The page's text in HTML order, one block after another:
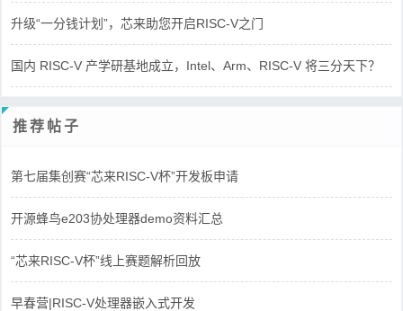
升级“一分钱计划”，芯来助您开启RISC-V之门
国内 RISC-V 产学研基地成立，Intel、Arm、RISC-V 将三分天下？
推荐帖子
第七届集创赛“芯来RISC-V杯”开发板申请
开源蜂鸟e203协处理器demo资料汇总
“芯来RISC-V杯”线上赛题解析回放
早春营|RISC-V处理器嵌入式开发